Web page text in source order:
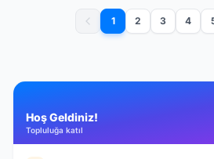
1 2 3 4
Hoş Geldiniz!
Topluluğa katıl